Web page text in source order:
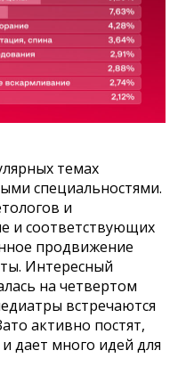
темах
специальностями.
и
и соответствующих
продвижение
Интересный
на четвертом
встречаются
активно постят,
дает много идей для